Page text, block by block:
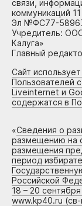
связи,
коммуникаций
Эл №ФС77-
Учредитель:
Калуга»
Главный
Сайт
Пользователей
Liveinternet и
содержатся в
«Сведения о
размещению на
размещения
период
Российской
18 – 20
www.kp40.ru